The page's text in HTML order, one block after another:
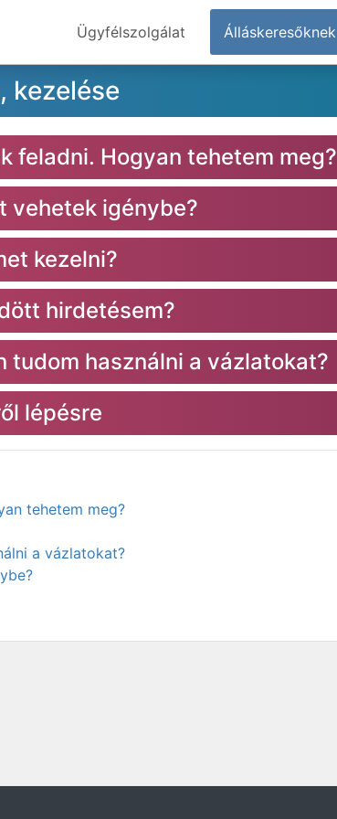
Ügyfélszolgálat Álláskeresőknek
kezelése
feladni. Hogyan tehetem meg?
vehetek igénybe?
kezelni?
hirdetésem?
tudom használni a vázlatokat?
lépésre
tehetem meg?
a vázlatokat?